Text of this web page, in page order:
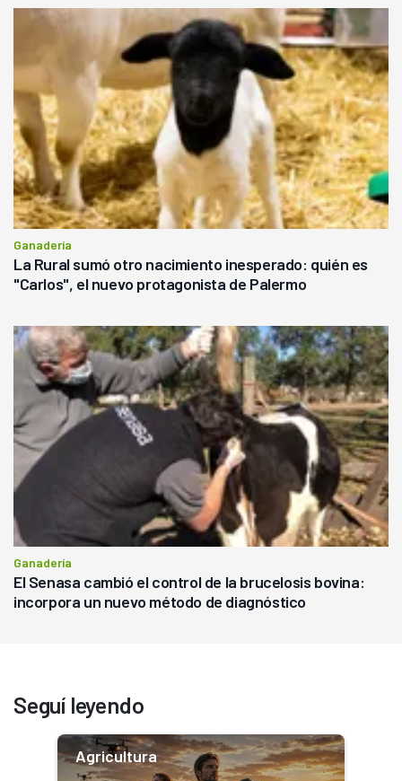
Ganadería
La Rural sumó otro nacimiento inesperado: quién es
"Carlos", el nuevo protagonista de Palermo
Ganadería
El Senasa cambió el control de la brucelosis bovina:
incorpora un nuevo método de diagnóstico
Seguí leyendo
Agricultura